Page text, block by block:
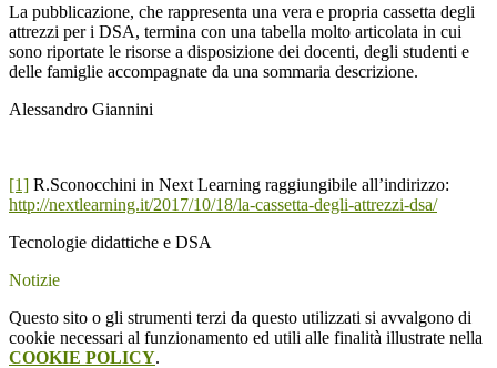
La pubblicazione, che rappresenta una vera e propria cassetta degli
attrezzi per i DSA, termina con una tabella molto articolata in cui
sono riportate le risorse a disposizione dei docenti, degli studenti e
delle famiglie accompagnate da una sommaria descrizione.
Alessandro Giannini
[1] R.Sconocchini in Next Learning raggiungibile all’indirizzo:
http://nextlearning.it/2017/10/18/la-cassetta-degli-attrezzi-dsa/
Tecnologie didattiche e DSA
Notizie
Questo sito o gli strumenti terzi da questo utilizzati si avvalgono di
cookie necessari al funzionamento ed utili alle finalità illustrate nella
COOKIE POLICY.